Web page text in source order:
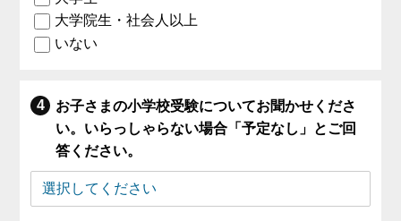
大学院生・社会人以上
いない
お子さまの小学校受験についてお聞かせくださ
い。いらっしゃらない場合「予定なし」とご回
答ください。